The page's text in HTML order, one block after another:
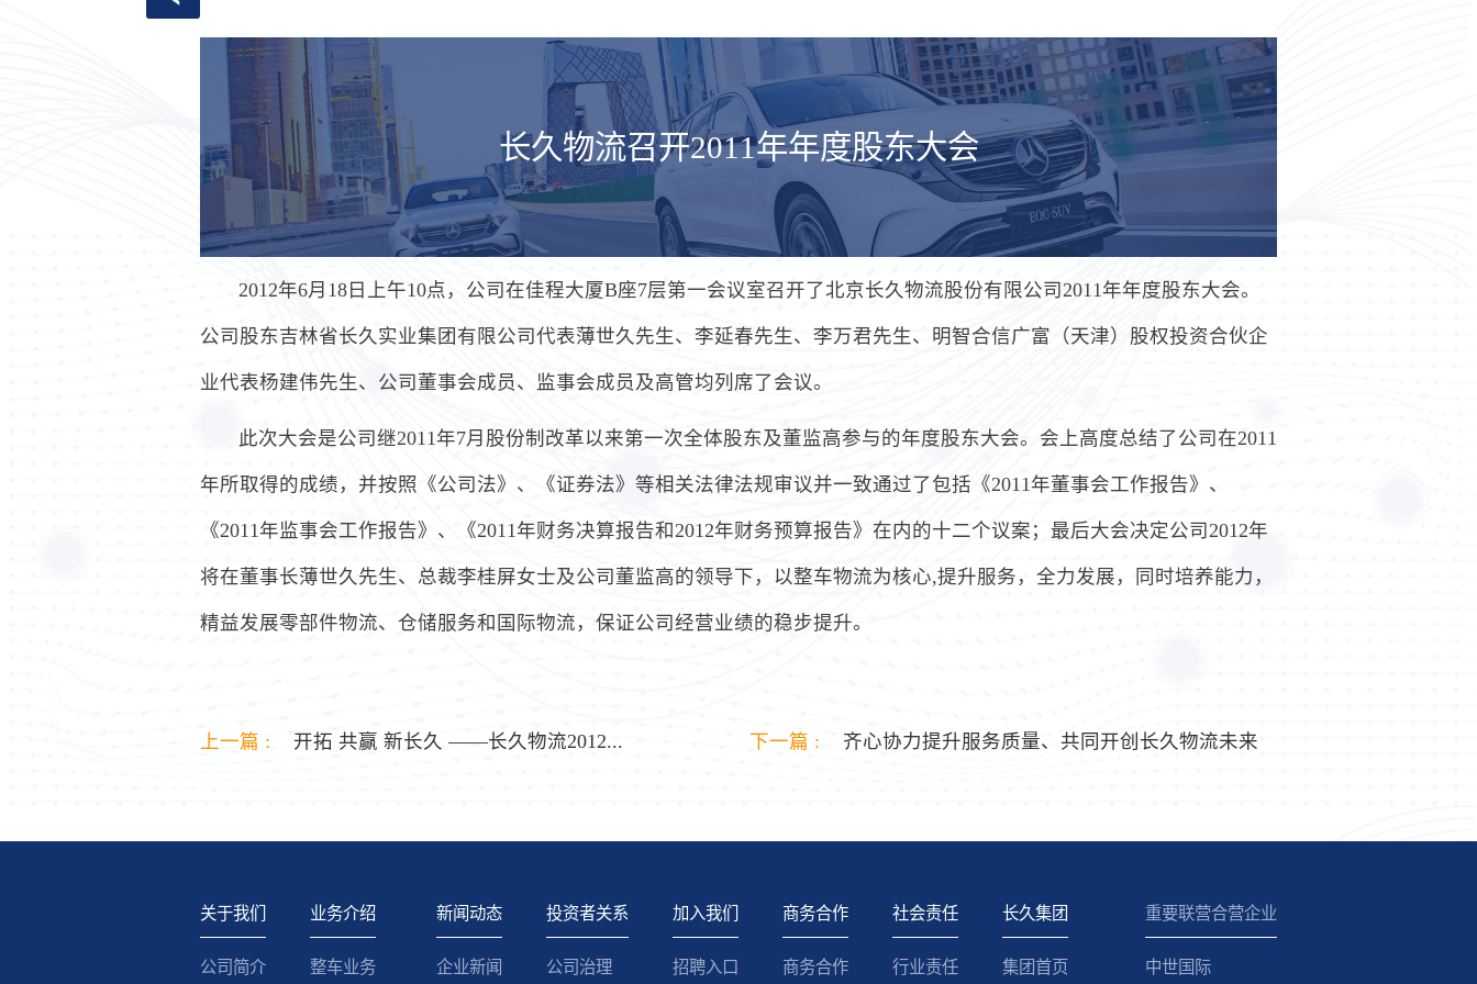
长久物流召开2011年年度股东大会
2012年6月18日上午10点，公司在佳程大厦B座7层第一会议室召开了北京长久物流股份有限公司2011年年度股东大会。
公司股东吉林省长久实业集团有限公司代表薄世久先生、李延春先生、李万君先生、明智合信广富（天津）股权投资合伙企
业代表杨建伟先生、公司董事会成员、监事会成员及高管均列席了会议。
此次大会是公司继2011年7月股份制改革以来第一次全体股东及董监高参与的年度股东大会。会上高度总结了公司在2011
年所取得的成绩，并按照《公司法》、《证券法》等相关法律法规审议并一致通过了包括《2011年董事会工作报告》、
《2011年监事会工作报告》、《2011年财务决算报告和2012年财务预算报告》在内的十二个议案；最后大会决定公司2012年
将在董事长薄世久先生、总裁李桂屏女士及公司董监高的领导下，以整车物流为核心,提升服务，全力发展，同时培养能力，
精益发展零部件物流、仓储服务和国际物流，保证公司经营业绩的稳步提升。
上一篇 : 开拓 共赢 新长久 ——长久物流2012... 下一篇 : 齐心协力提升服务质量、共同开创长久物流未来
关于我们
公司简介
业务介绍
整车业务
新闻动态
企业新闻
投资者关系
公司治理
加入我们
招聘入口
商务合作
商务合作
社会责任
行业责任
长久集团
集团首页
重要联营合营企业
中世国际